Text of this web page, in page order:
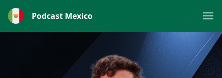
Podcast Mexico